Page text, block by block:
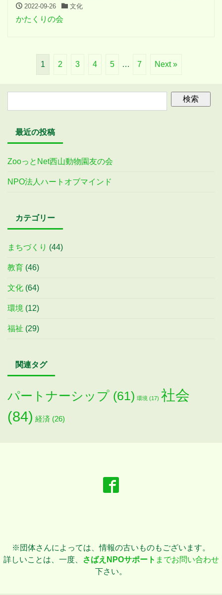
2022-09-26 文化
かたくりの会
1 2 3 4 5 … 7 Next »
最近の投稿
ZooっとNet西山動物園友の会
NPO法人ハートオブマインド
カテゴリー
まちづくり (44)
教育 (46)
文化 (64)
環境 (12)
福祉 (29)
関連タグ
パートナーシップ (61) 環境 (17) 社会
(84) 経済 (26)
※団体さんによっては、情報の古いものもございます。
詳しいことは、一度、
さばえNPOサポート までお問い合わせ
下さい。